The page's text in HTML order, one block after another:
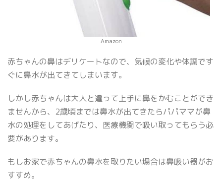
Amazon
赤ちゃんの鼻はデリケートなので、気候の変化や体調です
ぐに鼻水が出てきてしまいます。
しかし赤ちゃんは大人と違って上手に鼻をかむことができ
ませんから、2歳頃までは鼻水が出てきたらパパママが鼻
水の処理をしてあげたり、医療機関で吸い取ってもらう必
要があります。
もしお家で赤ちゃんの鼻水を取りたい場合は鼻吸い器がお
すすめ。